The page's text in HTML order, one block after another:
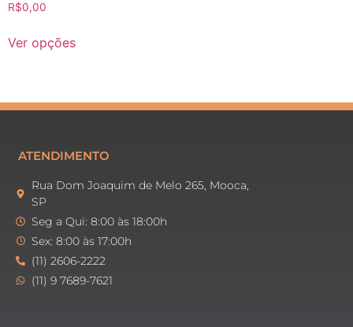
R$0,00
Ver opções
ATENDIMENTO
Rua Dom Joaquim de Melo 265, Mooca,
SP
Seg a Qui: 8:00 às 18:00h
Sex: 8:00 às 17:00h
(11) 2606-2222
(11) 9 7689-7621